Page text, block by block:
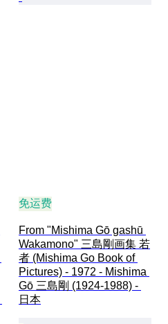
免运费
From "Mishima Gō gashū
Wakamono" 三島剛画集 若
者 (Mishima Go Book of
Pictures) - 1972 - Mishima
Gō 三島剛 (1924-1988) -
日本